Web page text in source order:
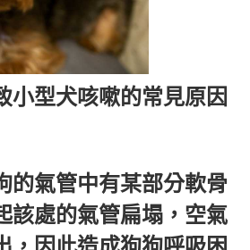
小型犬咳嗽的常見原因
的氣管中有某部分軟骨
該處的氣管扁塌，空氣